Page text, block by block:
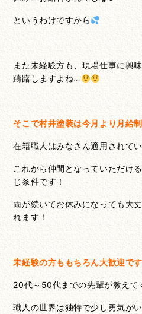
というわけですから
また未経験方も、現場仕事に興
躊躇しますよね…
そこで村井塗装は今月より月給
在籍職人はみなさん適用されてい
これから仲間となっていただけ
じ条件です！
雨が続いてお休みになっても大
れます！
未経験の方ももちろん大歓迎です
20代～50代までの先輩が教えて
職人の世界は独特で少し勇気が